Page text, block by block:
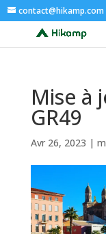
contact@hikamp.com
Mise à
GR49
Avr 26, 2023 |